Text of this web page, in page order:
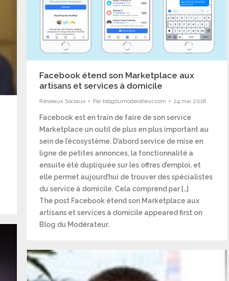
Facebook étend son Marketplace aux
artisans et services à domicile
Réseaux Sociaux Par blogdumoderateur.com 24 mai 2018
Facebook est en train de faire de son service
Marketplace un outil de plus en plus important au
sein de l’écosystème. D’abord service de mise en
ligne de petites annonces, la fonctionnalité a
ensuite été dupliquée sur les offres d’emploi, et
elle permet aujourd’hui de trouver des spécialistes
du service à domicile. Cela comprend par […]
The post Facebook étend son Marketplace aux
artisans et services à domicile appeared first on
Blog du Modérateur.